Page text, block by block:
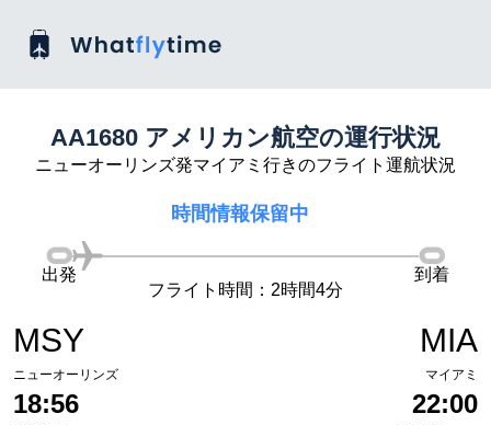
AA1680 アメリカン航空の運行状況
ニューオーリンズ発マイアミ行きのフライト運航状況
時間情報保留中
MSY
ニューオーリンズ
18:56
出発
フライト時間：2時間4分
到着
MIA
マイアミ
22:00